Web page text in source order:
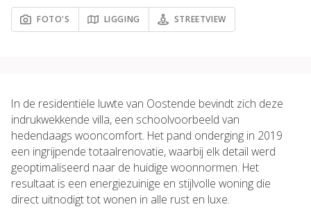
FOTO'S LIGGING STREETVIEW
In de residentiële luwte van Oostende bevindt zich deze
indrukwekkende villa, een schoolvoorbeeld van
hedendaags wooncomfort. Het pand onderging in 2019
een ingrijpende totaalrenovatie, waarbij elk detail werd
geoptimaliseerd naar de huidige woonnormen. Het
resultaat is een energiezuinige en stijlvolle woning die
direct uitnodigt tot wonen in alle rust en luxe.